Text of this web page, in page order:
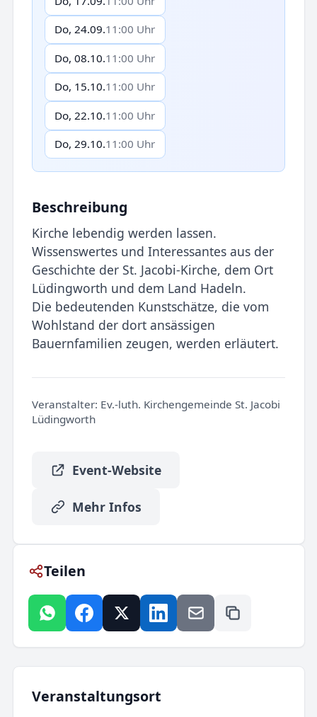
Do, 24.09.11:00 Uhr
Do, 08.10.11:00 Uhr
Do, 15.10.11:00 Uhr
Do, 22.10.11:00 Uhr
Do, 29.10.11:00 Uhr
Beschreibung
Kirche lebendig werden lassen.
Wissenswertes und Interessantes aus der
Geschichte der St. Jacobi-Kirche, dem Ort
Lüdingworth und dem Land Hadeln.
Die bedeutenden Kunstschätze, die vom
Wohlstand der dort ansässigen
Bauernfamilien zeugen, werden erläutert.
Veranstalter: Ev.-luth. Kirchengemeinde St. Jacobi
Lüdingworth
Event-Website
Mehr Infos
Teilen
Veranstaltungsort